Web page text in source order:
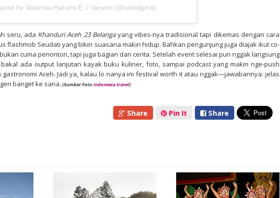
by Valensia Harumi E. / Varumi (@valedgina)
seru, ada Khanduri Aceh 23 Belangayang vibes-nya tradisional tapi dikemas dengan cara
flashmob Seudati yang bikin suasana makin hidup. Bahkan pengunjung juga diajak ikut co-
cuma penonton, tapi juga bagian dari cerita. Setelah event selesai pun nggak langsung
ada output lanjutan kayak buku kuliner, foto, sampai podcast yang makin nge-push
gastronomi Aceh. Jadi ya, kalau lo nanya ini festival worth it atau nggak—jawabannya: jelas
banget ke sana. (Sumber Fotoindonesia.travel)
Share Pin It Share